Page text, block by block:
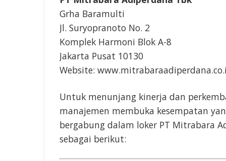
Grha Baramulti
Jl. Suryopranoto No. 2
Komplek Harmoni Blok A-8
Jakarta Pusat 10130
Website:
Untuk menunjang kinerja dan
manajemen membuka kesempatan
bergabung dalam loker PT Mitrabara
sebagai berikut: